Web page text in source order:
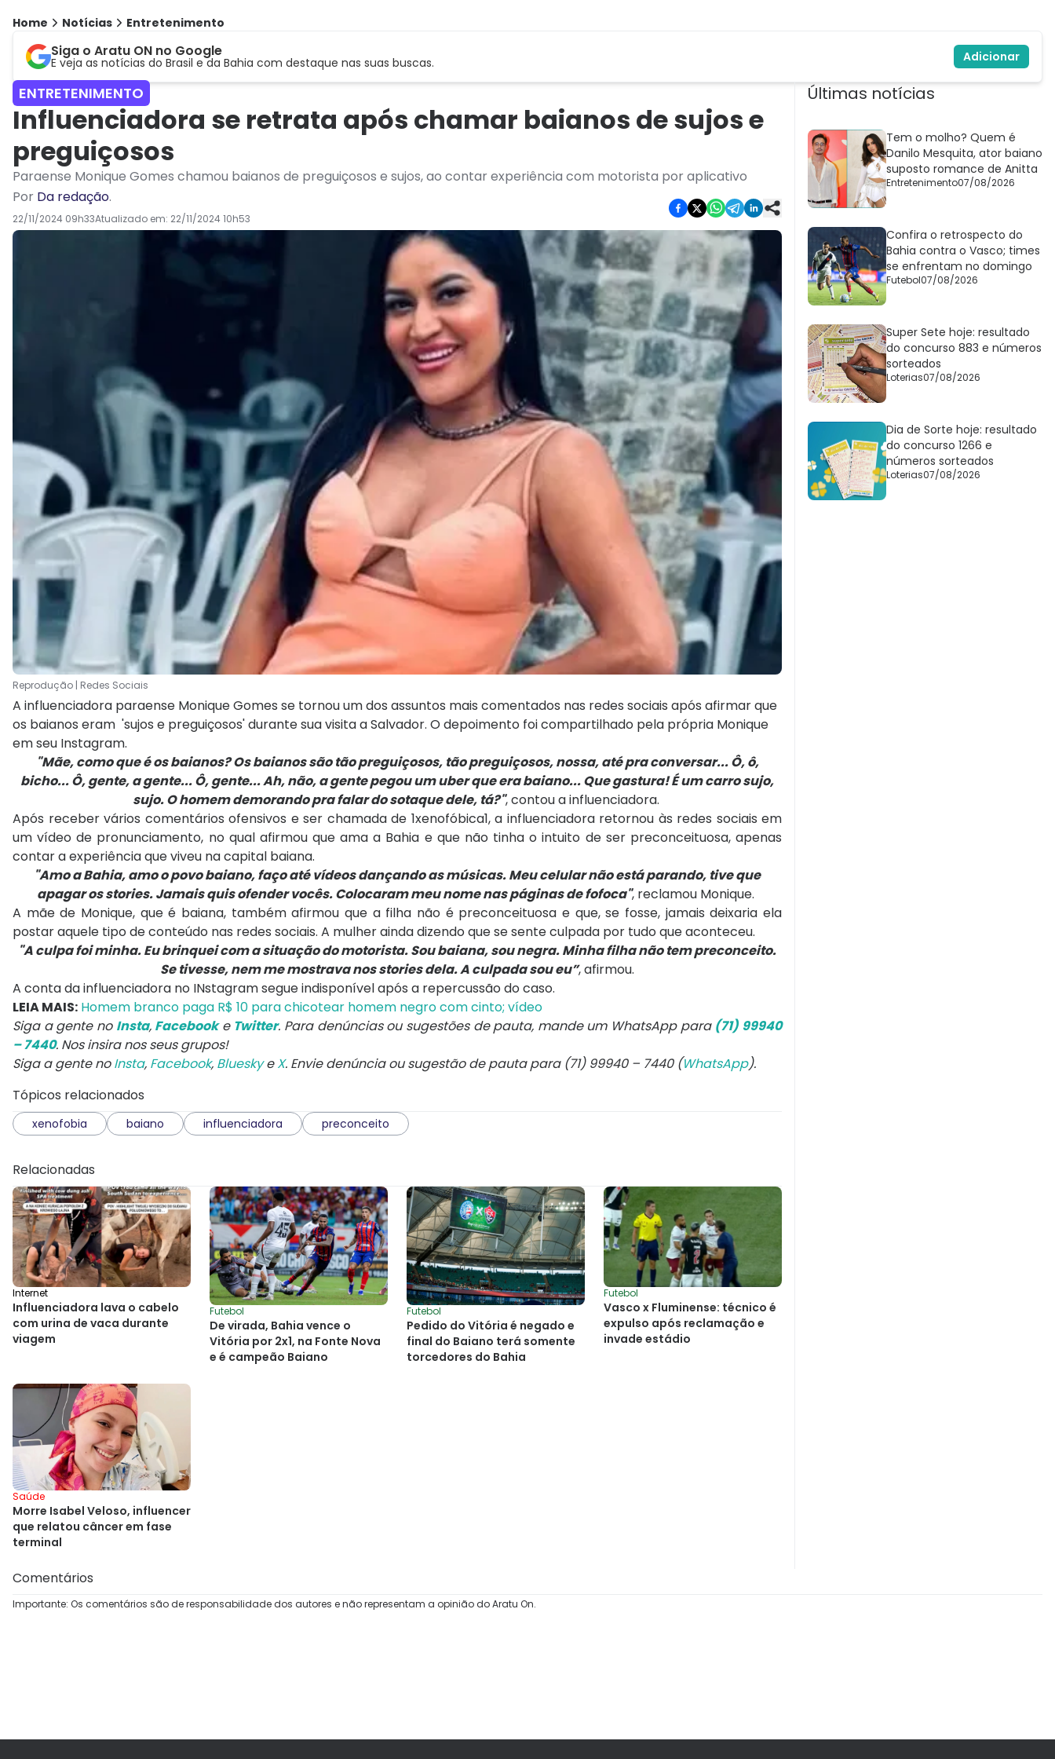
Home Notícias Entretenimento
Siga o Aratu ON no Google
E veja as notícias do Brasil e da Bahia com destaque nas suas buscas. Adicionar
ENTRETENIMENTO
Influenciadora se retrata após chamar baianos de sujos e
preguiçosos
Paraense Monique Gomes chamou baianos de preguiçosos e sujos, ao contar experiência com motorista por aplicativo
Por Da redação.
22/11/2024 09h33Atualizado em: 22/11/2024 10h53
Reprodução | Redes Sociais
A influenciadora paraense Monique Gomes se tornou um dos assuntos mais comentados nas redes sociais após afirmar que
os baianos eram 'sujos e preguiçosos' durante sua visita a Salvador. O depoimento foi compartilhado pela própria Monique
em seu Instagram.
"Mãe, como que é os baianos? Os baianos são tão preguiçosos, tão preguiçosos, nossa, até pra conversar... Ô, ô,
bicho... Ô, gente, a gente... Ô, gente... Ah, não, a gente pegou um uber que era baiano... Que gastura! É um carro sujo,
sujo. O homem demorando pra falar do sotaque dele, tá?", contou a influenciadora.
Após receber vários comentários ofensivos e ser chamada de 1xenofóbica1, a influenciadora retornou às redes sociais em
um vídeo de pronunciamento, no qual afirmou que ama a Bahia e que não tinha o intuito de ser preconceituosa, apenas
contar a experiência que viveu na capital baiana.
"Amo a Bahia, amo o povo baiano, faço até vídeos dançando as músicas. Meu celular não está parando, tive que
apagar os stories. Jamais quis ofender vocês. Colocaram meu nome nas páginas de fofoca", reclamou Monique.
A mãe de Monique, que é baiana, também afirmou que a filha não é preconceituosa e que, se fosse, jamais deixaria ela
postar aquele tipo de conteúdo nas redes sociais. A mulher ainda dizendo que se sente culpada por tudo que aconteceu.
"A culpa foi minha. Eu brinquei com a situação do motorista. Sou baiana, sou negra. Minha filha não tem preconceito.
Se tivesse, nem me mostrava nos stories dela. A culpada sou eu”, afirmou.
A conta da influenciadora no INstagram segue indisponível após a repercussão do caso.
LEIA MAIS: Homem branco paga R$ 10 para chicotear homem negro com cinto; vídeo
Siga a gente no Insta, Facebooke Twitter. Para denúncias ou sugestões de pauta, mande um WhatsApp para (71) 99940
– 7440. Nos insira nos seus grupos!
Siga a gente noInsta, Facebook, BlueskyeX. Envie denúncia ou sugestão de pauta para (71) 99940 – 7440 (WhatsApp).
Tópicos relacionados
xenofobia baiano influenciadora preconceito
Relacionadas
Internet
Influenciadora lava o cabelo
com urina de vaca durante
viagem
Futebol
De virada, Bahia vence o
Vitória por 2x1, na Fonte Nova
e é campeão Baiano
Futebol
Pedido do Vitória é negado e
final do Baiano terá somente
torcedores do Bahia
Futebol
Vasco x Fluminense: técnico é
expulso após reclamação e
invade estádio
Saúde
Morre Isabel Veloso, influencer
que relatou câncer em fase
terminal
Últimas notícias
Tem o molho? Quem é
Danilo Mesquita, ator baiano
suposto romance de Anitta
Entretenimento07/08/2026
Confira o retrospecto do
Bahia contra o Vasco; times
se enfrentam no domingo
Futebol07/08/2026
Super Sete hoje: resultado
do concurso 883 e números
sorteados
Loterias07/08/2026
Dia de Sorte hoje: resultado
do concurso 1266 e
números sorteados
Loterias07/08/2026
Comentários
Importante: Os comentários são de responsabilidade dos autores e não representam a opinião do Aratu On.